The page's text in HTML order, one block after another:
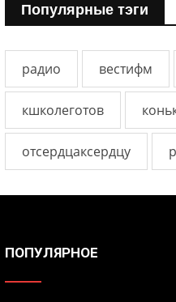
Популярные тэги
радио вестифм
кшколеготов
отсердцаксердцу
ПОПУЛЯРНОЕ